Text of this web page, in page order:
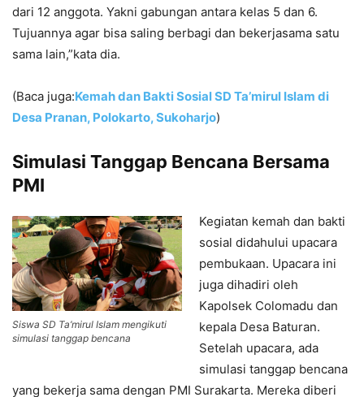
dari 12 anggota. Yakni gabungan antara kelas 5 dan 6.
Tujuannya agar bisa saling berbagi dan bekerjasama satu
sama lain,”kata dia.
(Baca juga:Kemah dan Bakti Sosial SD Ta’mirul Islam di
Desa Pranan, Polokarto, Sukoharjo)
Simulasi Tanggap Bencana Bersama
PMI
Siswa SD Ta’mirul Islam mengikuti
simulasi tanggap bencana
Kegiatan kemah dan bakti
sosial didahului upacara
pembukaan. Upacara ini
juga dihadiri oleh
Kapolsek Colomadu dan
kepala Desa Baturan.
Setelah upacara, ada
simulasi tanggap bencana
yang bekerja sama dengan PMI Surakarta. Mereka diberi